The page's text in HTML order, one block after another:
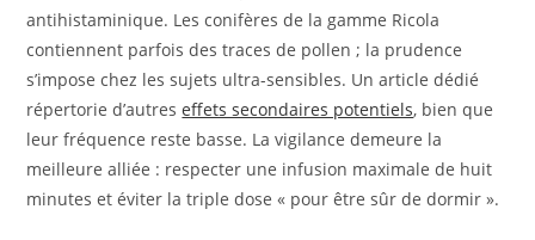
antihistaminique. Les conifères de la gamme Ricola
contiennent parfois des traces de pollen ; la prudence
s’impose chez les sujets ultra-sensibles. Un article dédié
répertorie d’autreseffets secondaires potentiels, bien que
leur fréquence reste basse. La vigilance demeure la
meilleure alliée : respecter une infusion maximale de huit
minutes et éviter la triple dose « pour être sûr de dormir ».